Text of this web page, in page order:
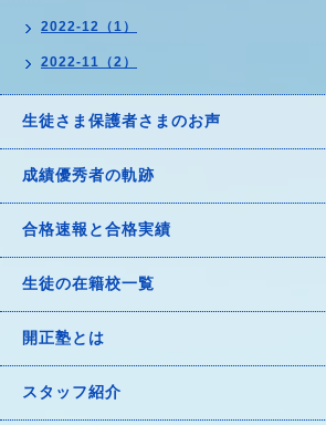
2022-12（1）
2022-11（2）
生徒さま保護者さまのお声
成績優秀者の軌跡
合格速報と合格実績
生徒の在籍校一覧
開正塾とは
スタッフ紹介